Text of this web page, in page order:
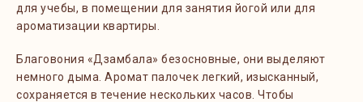
для учебы, в помещении для занятия йогой или для
ароматизации квартиры.
Благовония «Дзамбала» безосновные, они выделяют
немного дыма. Аромат палочек легкий, изысканный,
сохраняется в течение нескольких часов. Чтобы